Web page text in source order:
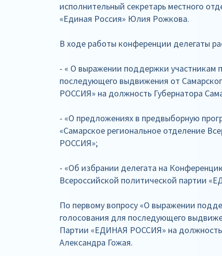
исполнительный секретарь местного
«Единая Россия» Юлия Рожкова.
В ходе работы конференции делегаты
- « О выражении поддержки участникам
последующего выдвижения от
РОССИЯ» на должность Губернатора
- «О предложениях в предвыборную
«Самарское региональное отделение
РОССИЯ»;
- «Об избрании делегата на
Всероссийской политической партии
По первому вопросу «О выражении
голосования для последующего
Партии «ЕДИНАЯ РОССИЯ» на
Александра Гожая.